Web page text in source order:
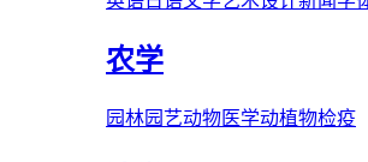
农学
园林园艺动物医学动植物检疫